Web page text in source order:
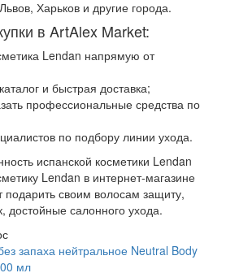
Харьков и другие города.
в ArtAlex Market:
Lendan напрямую от
и быстрая доставка;
профессиональные средства по
по подбору линии ухода.
испанской косметики Lendan
Lendan в интернет-магазине
своим волосам защиту,
достойные салонного ухода.